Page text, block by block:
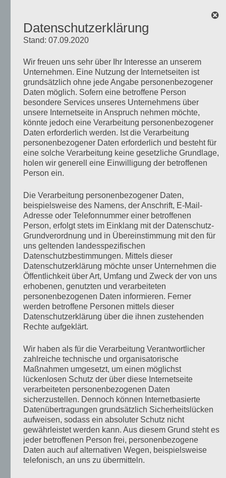
Fläche (m²) ab:
Preis (€) bis:
Seiten: « 1 » 1-2 (von 2 Objekten)
Neuwertiges Reihenmittelhaus in Lengfeld
141 m²
Wohnfläche
(ca.)
5 Zimmer
171 m²
Grundstücksfl.
(ca.)
Bad mit
Wanne
Gäste WC
Einbauküche
Zentralheizung
1.650.000 €
Kaufpreis
894 m²
Fläche (ca.)
k.A Zimmer
671 m²
(ca.)
Schweinfurt
Seiten: « » 1-2 (von 2 Objekten)
Datenschutzerklärung der AVIV Germany GmbH
Impressum der
Germany GmbH
Immowelt AG
Datenschutzerklärung
Stand: 07.09.2020
Wir freuen uns sehr über Ihr Interesse an unserem
Unternehmen. Eine Nutzung der Internetseiten ist
grundsätzlich ohne jede Angabe personenbezogener
Daten möglich. Sofern eine betroffene Person
besondere Services unseres Unternehmens über
unsere Internetseite in Anspruch nehmen möchte,
könnte jedoch eine Verarbeitung personenbezogener
Daten erforderlich werden. Ist die Verarbeitung
personenbezogener Daten erforderlich und besteht für
eine solche Verarbeitung keine gesetzliche Grundlage,
holen wir generell eine Einwilligung der betroffenen
Person ein.
Die Verarbeitung personenbezogener Daten,
beispielsweise des Namens, der Anschrift, E-Mail-
Adresse oder Telefonnummer einer betroffenen
Person, erfolgt stets im Einklang mit der Datenschutz-
Grundverordnung und in Übereinstimmung mit den für
uns geltenden landesspezifischen
Datenschutzbestimmungen. Mittels dieser
Datenschutzerklärung möchte unser Unternehmen die
Öffentlichkeit über Art, Umfang und Zweck der von uns
erhobenen, genutzten und verarbeiteten
personenbezogenen Daten informieren. Ferner
werden betroffene Personen mittels dieser
Datenschutzerklärung über die ihnen zustehenden
Rechte aufgeklärt.
Wir haben als für die Verarbeitung Verantwortlicher
zahlreiche technische und organisatorische
Maßnahmen umgesetzt, um einen möglichst
lückenlosen Schutz der über diese Internetseite
verarbeiteten personenbezogenen Daten
sicherzustellen. Dennoch können Internetbasierte
Datenübertragungen grundsätzlich Sicherheitslücken
aufweisen, sodass ein absoluter Schutz nicht
gewährleistet werden kann. Aus diesem Grund steht es
jeder betroffenen Person frei, personenbezogene
Daten auch auf alternativen Wegen, beispielsweise
telefonisch, an uns zu übermitteln.